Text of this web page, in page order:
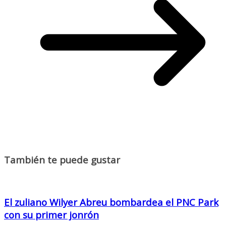
También te puede gustar
El zuliano Wilyer Abreu bombardea el PNC Park
con su primer jonrón